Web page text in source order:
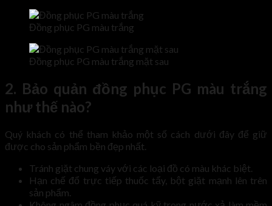
Đồng phục PG màu trắng
Đồng phục PG màu trắng mặt sau
2. Bảo quản đồng phục PG màu trắng
như thế nào?
Quý khách có thể tham khảo một số cách dưới đây để giữ
được cho sản phẩm bền đẹp nhất.
Tránh giặt chung váy với các loại đồ có màu khác biệt.
Hạn chế đổ trực tiếp thuốc tẩy, bột giặt mạnh lên trên
sản phẩm.